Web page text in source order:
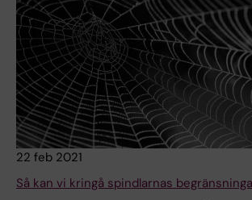
22 feb 2021
Så kan vi kringå spindlarnas